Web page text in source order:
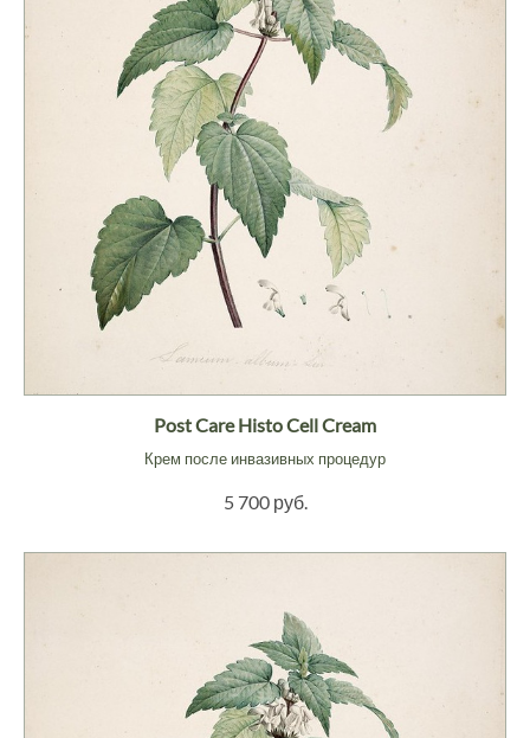
Post Care Histo Cell Cream
Крем после инвазивных процедур
5 700 руб.